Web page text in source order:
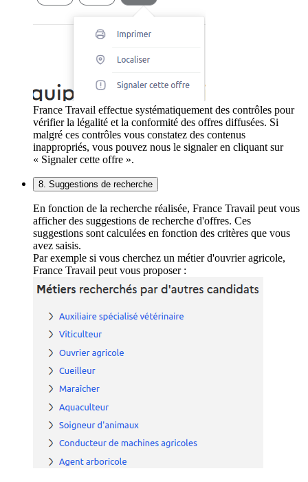
France Travail effectue systématiquement des contrôles pour
vérifier la légalité et la conformité des offres diffusées. Si
malgré ces contrôles vous constatez des contenus
inappropriés, vous pouvez nous le signaler en cliquant sur
« Signaler cette offre ».
8. Suggestions de recherche
En fonction de la recherche réalisée, France Travail peut vous
afficher des suggestions de recherche d'offres. Ces
suggestions sont calculées en fonction des critères que vous
avez saisis.
Par exemple si vous cherchez un métier d'ouvrier agricole,
France Travail peut vous proposer :